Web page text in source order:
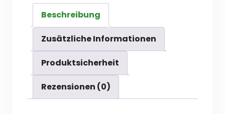
Epic
Labyrinth
of
Goblin
Tsar
Beschreibung
Zusätzliche Informationen
Produktsicherheit
Rezensionen (0)